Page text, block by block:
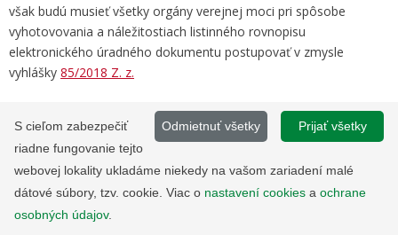
však budú musieť všetky orgány verejnej moci pri spôsobe
vyhotovovania a náležitostiach listinného rovnopisu
elektronického úradného dokumentu postupovať v zmysle
vyhlášky 85/2018 Z. z.
Popisu funkcionality modulu
elektronického doručovania pri listinnom doručovaní
rovnopisu elektronického úradného dokumentu
kB]
Dátum poslednej zmeny: 12. 12. 2024
Prijať všetky
Odmietnuť všetky
S cieľom zabezpečiť
riadne fungovanie tejto
webovej lokality ukladáme niekedy na vašom zariadení malé
dátové súbory, tzv. cookie. Viac o nastavení cookies a ochrane
osobných údajov.